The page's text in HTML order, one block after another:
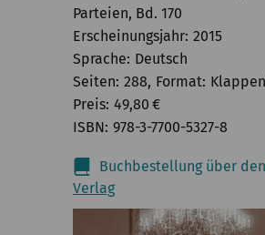
Parteien, Bd. 170
Erscheinungsjahr 2015
Sprache Deutsch
Seiten 288 Format
Preis 49,80 €
ISBN 978-3-7700-5327-8
Buchbestellung über den
Verlag